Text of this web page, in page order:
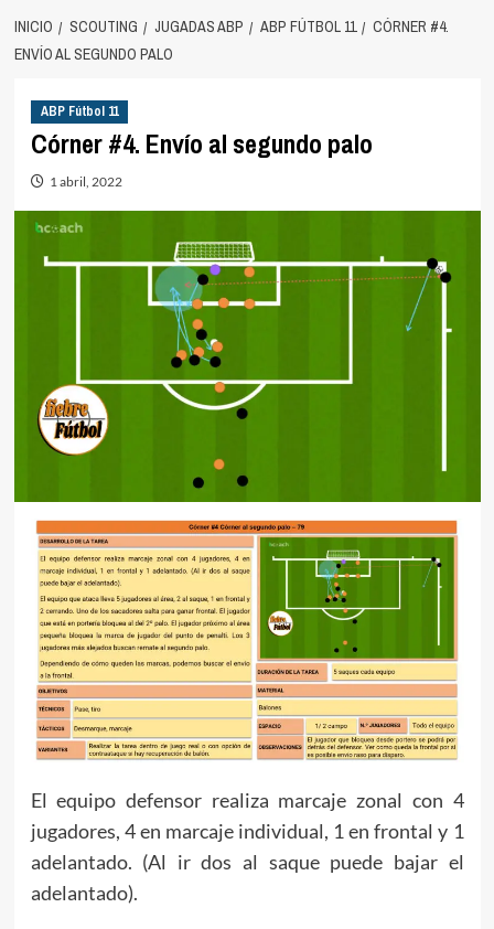
INICIO SCOUTING JUGADAS ABP ABP FÚTBOL 11
CÓRNER #4.
ENVÍO AL SEGUNDO PALO
ABP Fútbol 11
Córner #4. Envío al segundo palo
1 abril, 2022
El equipo defensor realiza marcaje zonal con 4
jugadores, 4 en marcaje individual, 1 en frontal y 1
adelantado. (Al ir dos al saque puede bajar el
adelantado).